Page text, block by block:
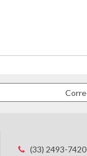
(33) 2493-7420